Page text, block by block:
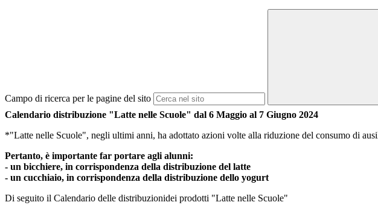
Campo di ricerca per le pagine del sito
Calendario distribuzione "Latte nelle Scuole" dal 6 Maggio al 7 Giugno 2024
*"Latte nelle Scuole", negli ultimi anni, ha adottato azioni volte alla riduzione del consumo di
Pertanto, è importante far portare agli alunni:
- un bicchiere, in corrispondenza della distribuzione del latte
- un cucchiaio, in corrispondenza della distribuzione dello yogurt
Di seguito il Calendario delle distribuzionidei prodotti "Latte nelle Scuole"